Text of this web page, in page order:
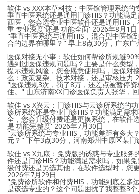
软佳 vs XXX本草科技：中医馆管理系统的
垂直中医系统还是通用门诊HIS？功能满
西医，您会选专业中医软件还是通用HIS
重'专业深度'还是'功能全面' 2026年8月1日
"垂直中医系统与通用HIS，混合型中医馆
合的边界在哪里？" 早上8点30分，广东
医保对接无小事：软佳如何帮诊所规避
遇到过医保违规问题吗？主要是什么类型
提示违规风险，您会愿意使用吗，医保对
么：政策复杂、技术对接，还是审核压力
"医保违规3次，罚了8万，还差点被暂停
住。" 山东济南XX门诊医保负责人张华，
软佳 vs X兴云：门诊HIS与云诊所系统的
诊所系统还是专业门诊HIS？功能满足需
全，您会升级付费还是更换系统，在软件
是'功能完整度' 2026年7月30日
"云诊所系统与专业HIS，功能差距有多大
元？" 下午3点30分，河南郑州中原区某
软佳 vs X九康：免费版的诱惑与专业服务
件还是门诊HIS？功能满足需求吗，如果
级付费还是另选其他，在软件选型时，您
2026年7月29日
"免费诊所软件和付费HIS，功能到底差多
是该选专业的？这个问题困扰了我整整3